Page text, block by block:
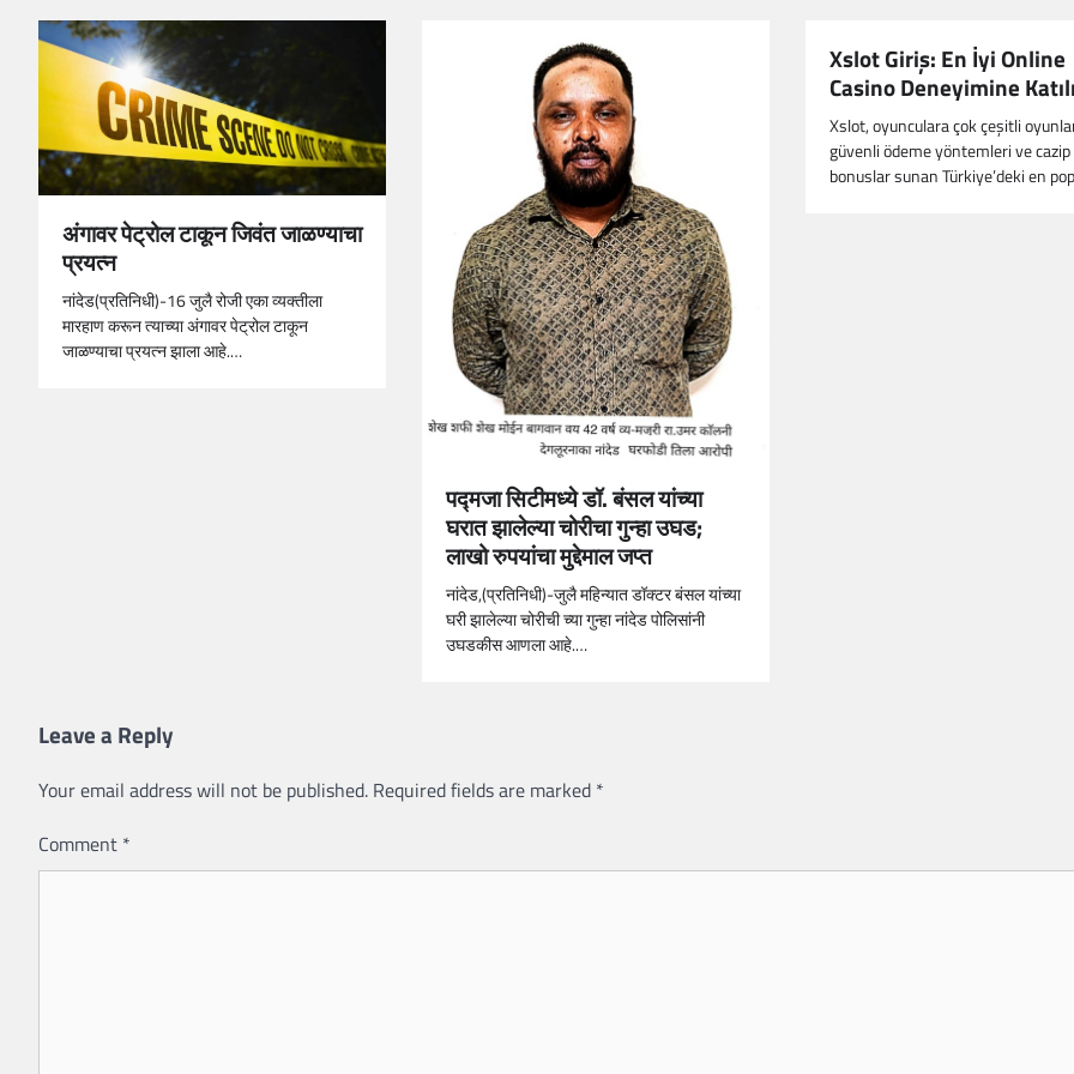
अंगावर पेट्रोल टाकून जिवंत जाळण्याचा
प्रयत्न
नांदेड(प्रतिनिधी)-16 जुलै रोजी एका व्यक्तीला
मारहाण करून त्याच्या अंगावर पेट्रोल टाकून
जाळण्याचा प्रयत्न झाला आहे.…
पद्मजा सिटीमध्ये डॉ. बंसल यांच्या
घरात झालेल्या चोरीचा गुन्हा उघड;
लाखो रुपयांचा मुद्देमाल जप्त
नांदेड,(प्रतिनिधी)-जुलै महिन्यात डॉक्टर बंसल यांच्या
घरी झालेल्या चोरीची च्या गुन्हा नांदेड पोलिसांनी
उघडकीस आणला आहे.…
Xslot Giriş: En İyi Online
Casino Deneyimine
Xslot, oyunculara çok çeşitli
güvenli ödeme yöntemleri ve cazip
bonuslar sunan Türkiye’deki en
Leave a Reply
Your email address will not be published. Required fields are marked *
Comment *